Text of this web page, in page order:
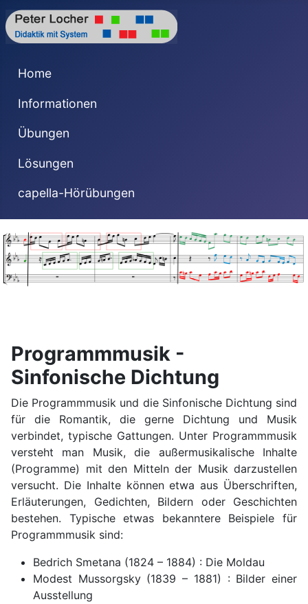
Home
Informationen
Übungen
Lösungen
capella-Hörübungen
Programmmusik -
Sinfonische Dichtung
Die Programmmusik und die Sinfonische Dichtung sind
für die Romantik, die gerne Dichtung und Musik
verbindet, typische Gattungen. Unter Programmmusik
versteht man Musik, die außermusikalische Inhalte
(Program­me) mit den Mitteln der Musik darzustellen
versucht. Die Inhalte können etwa aus Überschriften,
Erläuterungen, Gedichten, Bildern oder Geschichten
bestehen. Typische etwas bekanntere Beispiele für
Programmmusik sind:
Bedrich Smetana (1824 – 1884) : Die Moldau
Modest Mussorgsky (1839 – 1881) : Bilder einer
Ausstellung